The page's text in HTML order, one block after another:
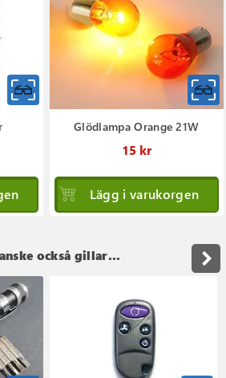
Glödlampa Orange 21W
15 kr
Lägg i varukorgen
också gillar...